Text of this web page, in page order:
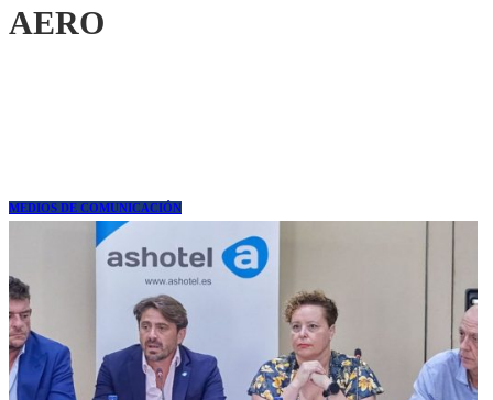
AERO
MEDIOS DE COMUNICACIÓN